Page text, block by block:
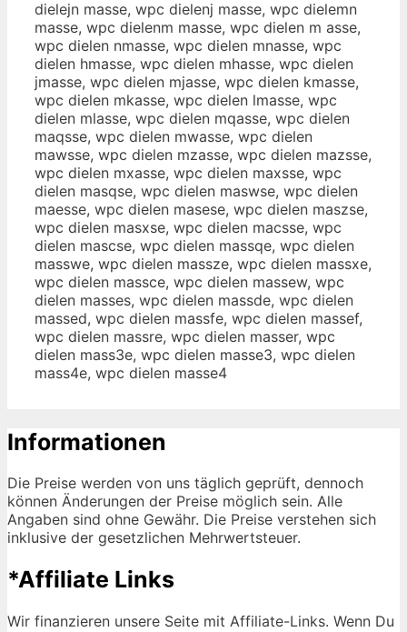
dielejn masse, wpc dielenj masse, wpc dielemn
masse, wpc dielenm masse, wpc dielen m asse,
wpc dielen nmasse, wpc dielen mnasse, wpc
dielen hmasse, wpc dielen mhasse, wpc dielen
jmasse, wpc dielen mjasse, wpc dielen kmasse,
wpc dielen mkasse, wpc dielen lmasse, wpc
dielen mlasse, wpc dielen mqasse, wpc dielen
maqsse, wpc dielen mwasse, wpc dielen
mawsse, wpc dielen mzasse, wpc dielen mazsse,
wpc dielen mxasse, wpc dielen maxsse, wpc
dielen masqse, wpc dielen maswse, wpc dielen
maesse, wpc dielen masese, wpc dielen maszse,
wpc dielen masxse, wpc dielen macsse, wpc
dielen mascse, wpc dielen massqe, wpc dielen
masswe, wpc dielen massze, wpc dielen massxe,
wpc dielen massce, wpc dielen massew, wpc
dielen masses, wpc dielen massde, wpc dielen
massed, wpc dielen massfe, wpc dielen massef,
wpc dielen massre, wpc dielen masser, wpc
dielen mass3e, wpc dielen masse3, wpc dielen
mass4e, wpc dielen masse4
Informationen
Die Preise werden von uns täglich geprüft, dennoch
können Änderungen der Preise möglich sein. Alle
Angaben sind ohne Gewähr. Die Preise verstehen sich
inklusive der gesetzlichen Mehrwertsteuer.
*Affiliate Links
Wir finanzieren unsere Seite mit Affiliate-Links. Wenn Du